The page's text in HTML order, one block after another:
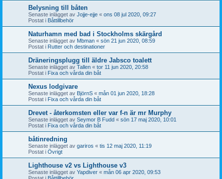
Belysning till båten
Senaste inlägget av Jojje-ejje « ons 08 jul 2020, 09:27
Postat i Båttillbehör
Naturhamn med bad i Stockholms skärgård
Senaste inlägget av Mbman « sön 21 jun 2020, 08:59
Postat i Rutter och destinationer
Dräneringsplugg till äldre Jabsco toalett
Senaste inlägget av Tallen « tor 11 jun 2020, 20:58
Postat i Fixa och vårda din båt
Nexus lodgivare
Senaste inlägget av BjörnS « mån 01 jun 2020, 18:28
Postat i Fixa och vårda din båt
Drevet - återkomsten eller var f-n är mr Murphy
Senaste inlägget av Seymor B Fudd « sön 17 maj 2020, 10:01
Postat i Fixa och vårda din båt
båtinredning
Senaste inlägget av gariros « tis 12 maj 2020, 11:19
Postat i Övrigt
Lighthouse v2 vs Lighthouse v3
Senaste inlägget av Yapdiver « mån 06 apr 2020, 09:53
Postat i Båttillbehör